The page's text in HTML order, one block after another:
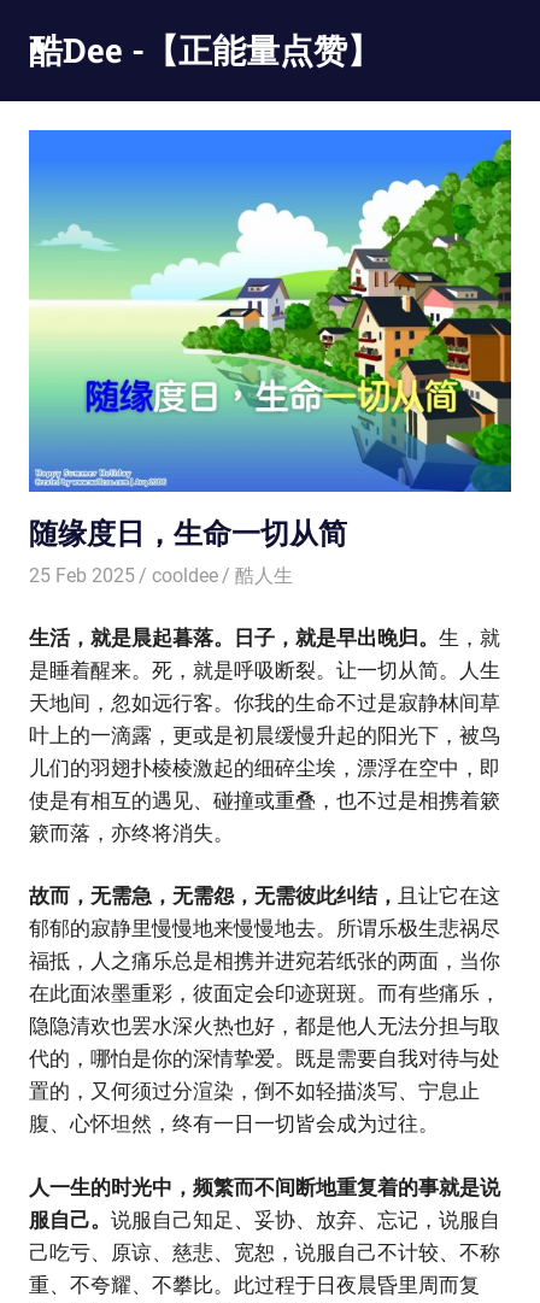
content
酷Dee -【正能量点赞】
更
随缘度日，生命一切从简
25 Feb 2025 cooldee 酷人生
生活，就是晨起暮落。日子，就是早出晚归。 生，就
是睡着醒来。死，就是呼吸断裂。让一切从简。人生
天地间，忽如远行客。你我的生命不过是寂静林间草
叶上的一滴露，更或是初晨缓慢升起的阳光下，被鸟
儿们的羽翅扑棱棱激起的细碎尘埃，漂浮在空中，即
使是有相互的遇见、碰撞或重叠，也不过是相携着簌
簌而落，亦终将消失。
故而，无需急，无需怨，无需彼此纠结， 且让它在这
郁郁的寂静里慢慢地来慢慢地去。所谓乐极生悲祸尽
福抵，人之痛乐总是相携并进宛若纸张的两面，当你
在此面浓墨重彩，彼面定会印迹斑斑。而有些痛乐，
隐隐清欢也罢水深火热也好，都是他人无法分担与取
代的，哪怕是你的深情挚爱。既是需要自我对待与处
置的，又何须过分渲染，倒不如轻描淡写、宁息止
腹、心怀坦然，终有一日一切皆会成为过往。
人一生的时光中，频繁而不间断地重复着的事就是说
服自己。 说服自己知足、妥协、放弃、忘记，说服自
己吃亏、原谅、慈悲、宽恕，说服自己不计较、不称
重、不夸耀、不攀比。此过程于日夜晨昏里周而复